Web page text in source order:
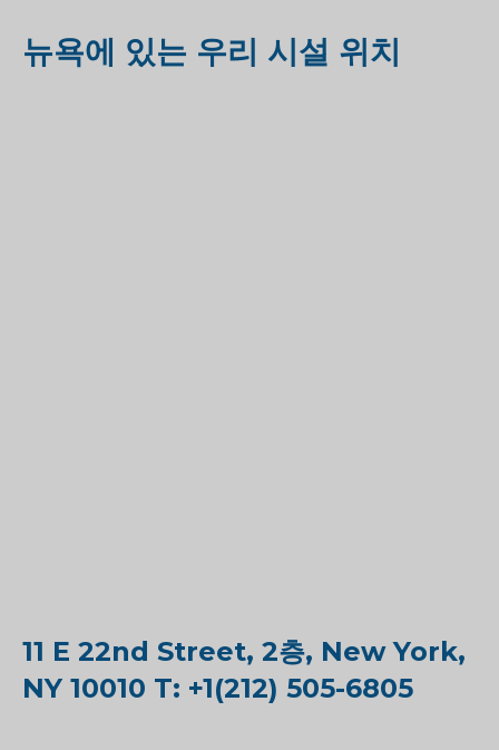
뉴욕에 있는 우리 시설 위치
11 E 22nd Street, 2층, New York,
NY 10010 T: +1(212) 505-6805